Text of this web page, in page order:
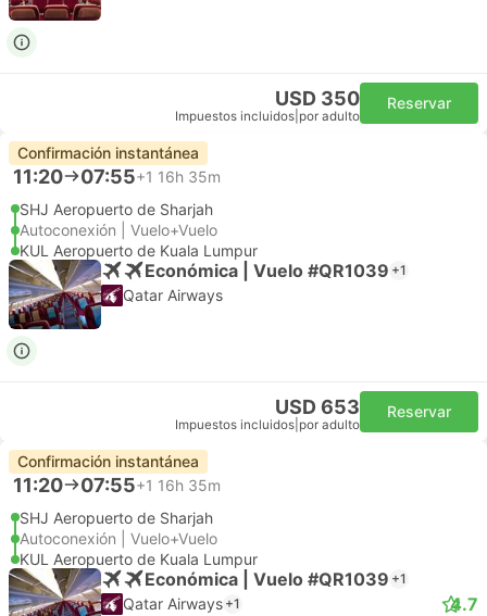
USD 350
Impuestos incluidos por adulto
Reservar
Confirmación instantánea
11:20 07:55+1 16h 35m
SHJ Aeropuerto de Sharjah
Autoconexión | Vuelo+Vuelo
KUL Aeropuerto de Kuala Lumpur
Económica | Vuelo #QR1039 +1
Qatar Airways
USD 653
Impuestos incluidos por adulto
Reservar
Confirmación instantánea
11:20 07:55+1 16h 35m
SHJ Aeropuerto de Sharjah
Autoconexión | Vuelo+Vuelo
KUL Aeropuerto de Kuala Lumpur
Económica | Vuelo #QR1039 +1
Qatar Airways +1 4.7